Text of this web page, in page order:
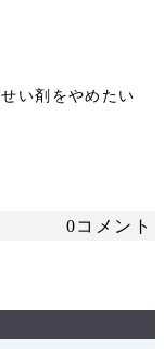
い剤をやめたい
0コメント